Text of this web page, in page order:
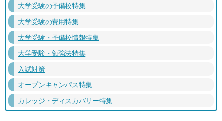
大学受験の予備校特集
大学受験の費用特集
大学受験・予備校情報特集
大学受験・勉強法特集
入試対策
オープンキャンパス特集
カレッジ・ディスカバリー特集